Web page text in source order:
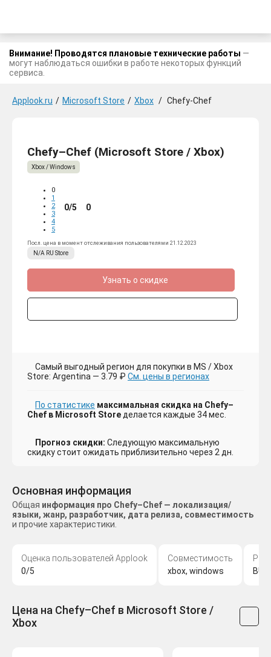
Внимание! Проводятся плановые технические работы —
могут наблюдаться ошибки в работе некоторых функций
сервиса.
Applook.ru / Microsoft Store / Xbox / Chefy-Chef
Chefy–Chef (Microsoft Store / Xbox)
Xbox / Windows
0
1
2
3
4
5
0/5 0
Посл. цена в момент отслеживания пользователями 21.12.2023
N/A RU Store
Узнать о скидке
Самый выгодный регион для покупки в MS / Xbox
Store: Argentina — 3.79 ₽ См. цены в регионах
По статистике максимальная скидка на Chefy–
Chef в Microsoft Storeделается каждые 34 мес.
Прогноз скидки: Следующую максимальную
скидку стоит ожидать приблизительно через 2 дн.
Основная информация
Общая информация про Chefy–Chef — локализация/
языки, жанр, разработчик, дата релиза, совместимость
и прочие характеристики.
Оценка пользователей Applook
0/5
Совместимость
xbox, windows
Цена на Chefy–Chef в Microsoft Store /
Xbox